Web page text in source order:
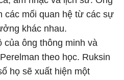
các mối quan hệ từ các sự
khác nhau.
của ông thông minh và
theo học. Ruksin
họ sẽ xuất hiện một